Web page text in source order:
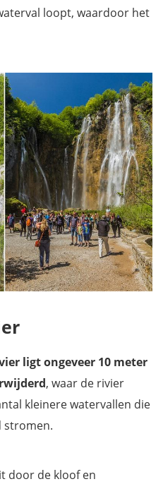
loopt, waardoor het
ligt ongeveer 10 meter
, waar de rivier
kleinere watervallen die
stromen.
door de kloof en